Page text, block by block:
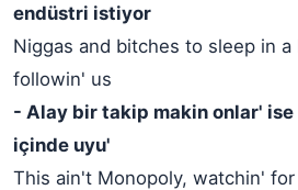
endüstri istiyor
Niggas and bitches to sleep in
followin' us
- Alay bir takip makin onlar'
içinde uyu'
This ain't Monopoly, watchin'